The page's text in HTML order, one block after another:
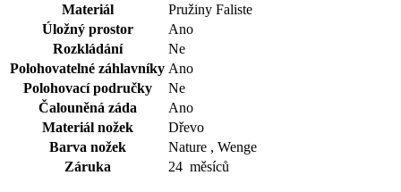
Materiál
Pružiny Faliste
Úložný prostor
Ano
Rozkládání
Ne
Polohovatelné záhlavníky Ano
Polohovací područky
Ne
Čalouněná záda
Ano
Materiál nožek
Dřevo
Barva nožek
Nature , Wenge
Záruka
24 měsíců